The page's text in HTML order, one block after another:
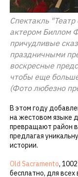
Спектакль
актером Биллом
причудливые
праздничными
воскресные
чтобы еще
(Фото любезно
В этом году
на жестовом языке
превращают район
предлагая
истории.
Old Sacramento,
бесплатно, для всех